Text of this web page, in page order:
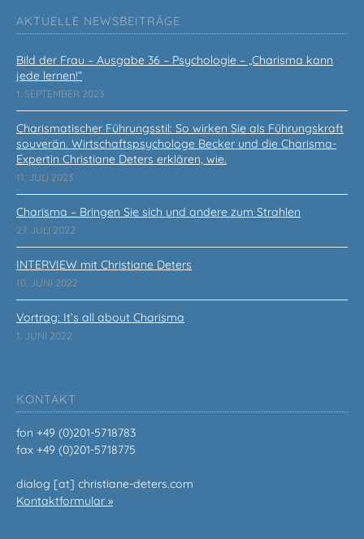
AKTUELLE NEWSBEITRÄGE
Bild der Frau – Ausgabe 36 – Psychologie – „Charisma kann
jede lernen!“
1. SEPTEMBER 2023
Charismatischer Führungsstil: So wirken Sie als Führungskraft
souverän. Wirtschaftspsychologe Becker und die Charisma-
Expertin Christiane Deters erklären, wie.
11. JULI 2023
Charisma – Bringen Sie sich und andere zum Strahlen
27. JULI 2022
INTERVIEW mit Christiane Deters
10. JUNI 2022
Vortrag: It’s all about Charisma
1. JUNI 2022
KONTAKT
fon +49 (0)201-5718783
fax +49 (0)201-5718775
dialog [at] christiane-deters.com
Kontaktformular »